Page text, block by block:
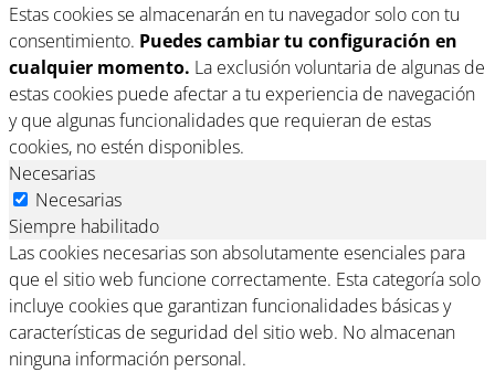
Estas cookies se almacenarán en tu navegador solo con tu
consentimiento. Puedes cambiar tu configuración en
cualquier momento. La exclusión voluntaria de algunas de
estas cookies puede afectar a tu experiencia de navegación
y que algunas funcionalidades que requieran de estas
cookies, no estén disponibles.
Necesarias
Necesarias
Siempre habilitado
Las cookies necesarias son absolutamente esenciales para
que el sitio web funcione correctamente. Esta categoría solo
incluye cookies que garantizan funcionalidades básicas y
características de seguridad del sitio web. No almacenan
ninguna información personal.